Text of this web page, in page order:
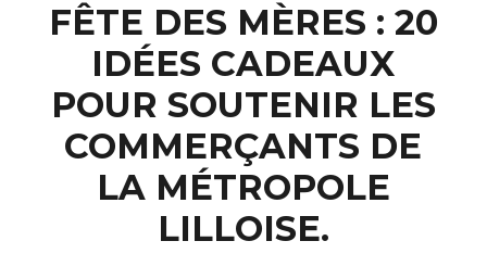
FÊTE DES MÈRES : 20
IDÉES CADEAUX
POUR SOUTENIR LES
COMMERÇANTS DE
LA MÉTROPOLE
LILLOISE.